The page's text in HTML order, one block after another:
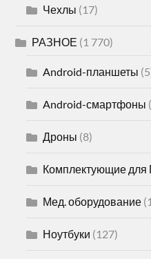
Чехлы (17)
РАЗНОЕ (1 770)
Android-планшеты
Android-смартфоны
Дроны (8)
Комплектующие для
Мед. оборудование
Ноутбуки (127)